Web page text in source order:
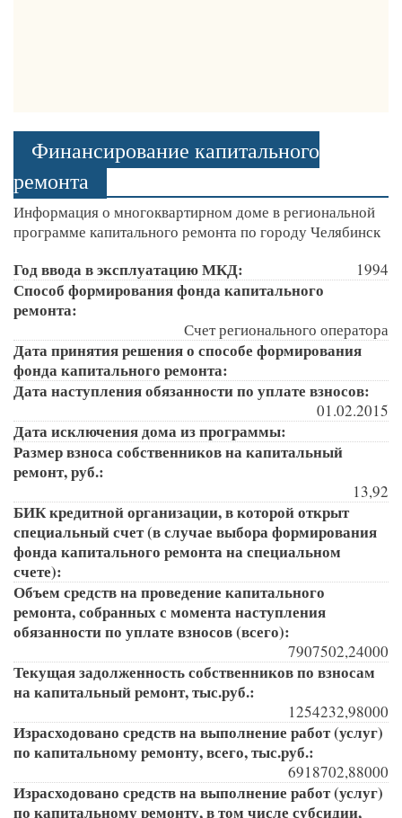
Финансирование капитального
ремонта
Информация о многоквартирном доме в региональной
программе капитального ремонта по городу Челябинск
Год ввода в эксплуатацию МКД: 1994
Способ формирования фонда капитального
ремонта:
Счет регионального оператора
Дата принятия решения о способе формирования
фонда капитального ремонта:
Дата наступления обязанности по уплате взносов:
01.02.2015
Дата исключения дома из программы:
Размер взноса собственников на капитальный
ремонт, руб.:
13,92
БИК кредитной организации, в которой открыт
специальный счет (в случае выбора формирования
фонда капитального ремонта на специальном
счете):
Объем средств на проведение капитального
ремонта, собранных с момента наступления
обязанности по уплате взносов (всего):
7907502,24000
Текущая задолженность собственников по взносам
на капитальный ремонт, тыс.руб.:
1254232,98000
Израсходовано средств на выполнение работ (услуг)
по капитальному ремонту, всего, тыс.руб.:
6918702,88000
Израсходовано средств на выполнение работ (услуг)
по капитальному ремонту, в том числе субсидии,